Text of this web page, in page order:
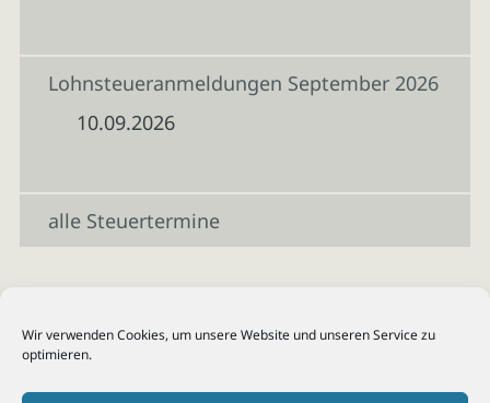
Wir verwenden Cookies, um unsere Website und unseren Service zu
optimieren.
Lohnsteueranmeldungen September 2026
10.09.2026
alle Steuertermine